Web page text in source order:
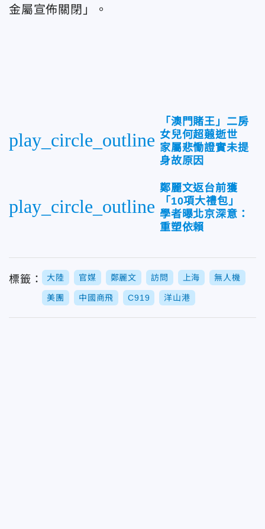
金屬宣佈關閉」。
play_circle_outline
「澳門賭王」二房
女兒何超蕸逝世
家屬悲慟證實未提
身故原因
play_circle_outline
鄭麗文返台前獲
「10項大禮包」
學者曝北京深意：
重塑依賴
標籤： 大陸 官媒 鄭麗文 訪問 上海 無人機
美團 中國商飛 C919 洋山港